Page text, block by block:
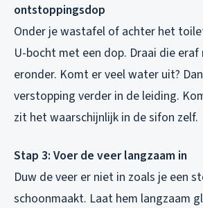
ontstoppingsdop
Onder je wastafel of achter het
U-bocht met een dop. Draai die
eronder. Komt er veel water uit?
verstopping verder in de leiding.
zit het waarschijnlijk in de sifon zelf.
Stap 3: Voer de veer langzaam in
Duw de veer er niet in zoals je een
schoonmaakt. Laat hem langzaam